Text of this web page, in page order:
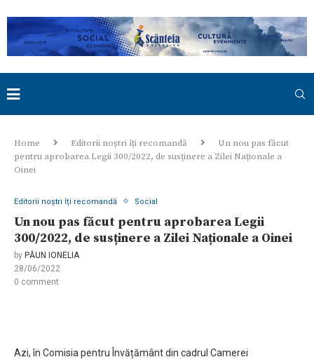
Home Editorii noștri îți recomandă
Un nou pas făcut
pentru aprobarea Legii 300/2022, de susținere a Zilei Naționale a
Oinei
Editorii noștri îți recomandă Social
Un nou pas făcut pentru aprobarea Legii
300/2022, de susținere a Zilei Naționale a Oinei
by PĂUN IONELIA
28/06/2022
0 comment
Azi, în Comisia pentru Învățământ din cadrul Camerei